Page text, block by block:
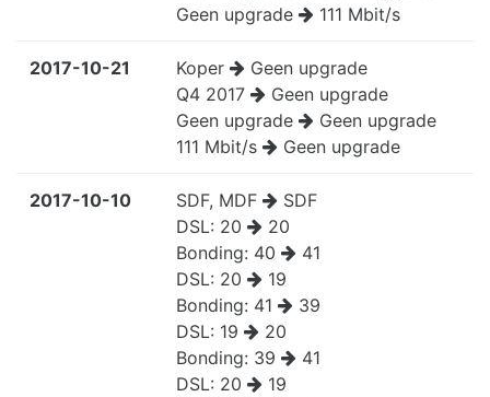
Geen upgrade
111 Mbit/s
2017-10-21 Koper
Geen upgrade
Q4 2017
Geen upgrade
Geen upgrade
Geen upgrade
111 Mbit/s
Geen upgrade
2017-10-10 SDF, MDF
SDF
DSL: 20
20
Bonding: 40
41
DSL: 20
19
Bonding: 41
39
DSL: 19
20
Bonding: 39
41
DSL: 20
19